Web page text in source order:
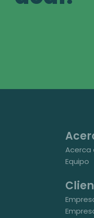
Acerca
Equipo